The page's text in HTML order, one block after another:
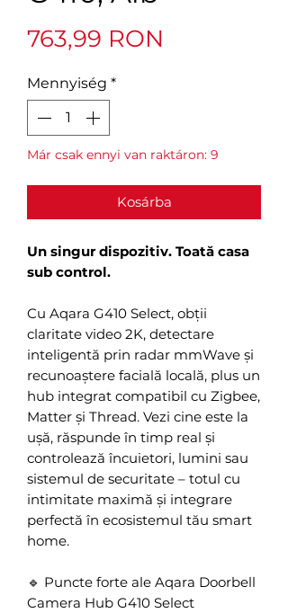
763,99 RON
Mennyiség *
Már csak ennyi van raktáron: 9
Kosárba
Un singur dispozitiv. Toată casa
sub control.
Cu Aqara G410 Select, obții
claritate video 2K, detectare
inteligentă prin radar mmWave și
recunoaștere facială locală, plus un
hub integrat compatibil cu Zigbee,
Matter și Thread. Vezi cine este la
ușă, răspunde în timp real și
controlează încuietori, lumini sau
sistemul de securitate – totul cu
intimitate maximă și integrare
perfectă în ecosistemul tău smart
home.
🔹 Puncte forte ale Aqara Doorbell
Camera Hub G410 Select